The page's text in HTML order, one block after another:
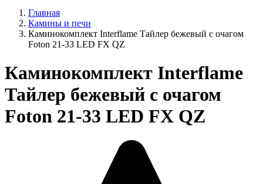
Главная
Камины и печи
Каминокомплект Interflame Тайлер бежевый с очагом
Foton 21-33 LED FX QZ
Каминокомплект Interflame
Тайлер бежевый с очагом
Foton 21-33 LED FX QZ